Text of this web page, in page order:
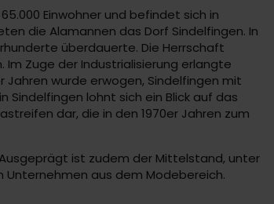
Einwohner und befindet sich in
die Alamannen das Dorf Sindelfingen. In
überdauerte. Die Herrschaft
Im Zuge der Industrialisierung erlangte
wurde erwogen, Sindelfingen mit
lohnt sich ein Blick auf das
dar, die in den 1970er Jahren zum
ist zudem der Mittelstand, unter
aus dem Modebereich.